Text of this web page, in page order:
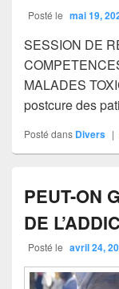
Posté le mai 19,
SESSION DE
MALADES
postcure des
Posté dans Divers |
PEUT-ON
DE
Posté le avril 24,